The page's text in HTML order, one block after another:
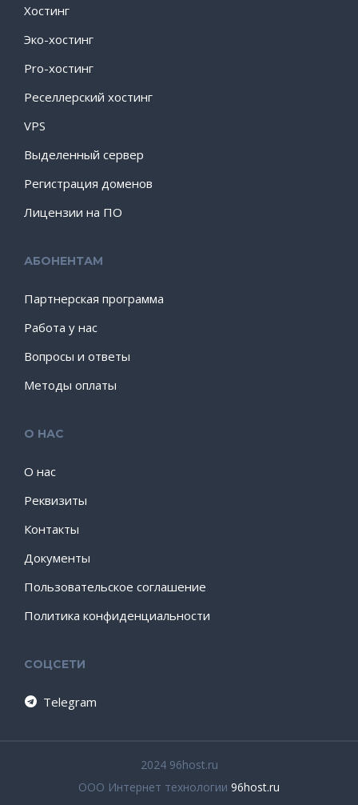
Хостинг
Эко-хостинг
Pro-хостинг
Реселлерский хостинг
VPS
Выделенный сервер
Регистрация доменов
Лицензии на ПО
АБОНЕНТАМ
Партнерская программа
Работа у нас
Вопросы и ответы
Методы оплаты
О НАС
О нас
Реквизиты
Контакты
Документы
Пользовательское соглашение
Политика конфиденциальности
СОЦСЕТИ
Telegram
2024 96host.ru
ООО Интернет технологии 96host.ru